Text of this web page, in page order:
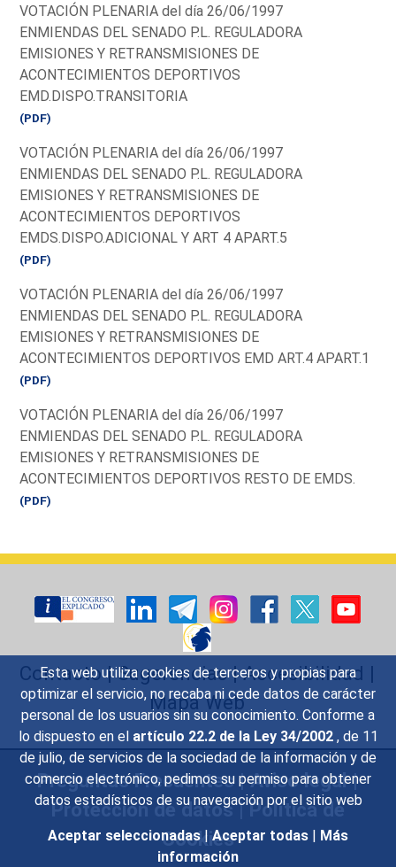
Esta web utiliza cookies de terceros y propias para
optimizar el servicio, no recaba ni cede datos de carácter
personal de los usuarios sin su conocimiento. Conforme a
lo dispuesto en el artículo 22.2 de la Ley 34/2002 , de 11
de julio, de servicios de la sociedad de la información y de
comercio electrónico, pedimos su permiso para obtener
datos estadísticos de su navegación por el sitio web
Aceptar seleccionadas | Aceptar todas | Más
información
VOTACIÓN PLENARIA del día 26/06/1997
ENMIENDAS DEL SENADO P.L. REGULADORA
EMISIONES Y RETRANSMISIONES DE
ACONTECIMIENTOS DEPORTIVOS
EMD.DISPO.TRANSITORIA
(PDF)
VOTACIÓN PLENARIA del día 26/06/1997
ENMIENDAS DEL SENADO P.L. REGULADORA
EMISIONES Y RETRANSMISIONES DE
ACONTECIMIENTOS DEPORTIVOS
EMDS.DISPO.ADICIONAL Y ART 4 APART.5
(PDF)
VOTACIÓN PLENARIA del día 26/06/1997
ENMIENDAS DEL SENADO P.L. REGULADORA
EMISIONES Y RETRANSMISIONES DE
ACONTECIMIENTOS DEPORTIVOS EMD ART.4 APART.1
(PDF)
VOTACIÓN PLENARIA del día 26/06/1997
ENMIENDAS DEL SENADO P.L. REGULADORA
EMISIONES Y RETRANSMISIONES DE
ACONTECIMIENTOS DEPORTIVOS RESTO DE EMDS.
(PDF)
Contacto|Sugerencias|Accesibilidad |
Mapa Web
Preguntas Frecuentes|Aviso legal|
Protección de datos|Política de
Cookies